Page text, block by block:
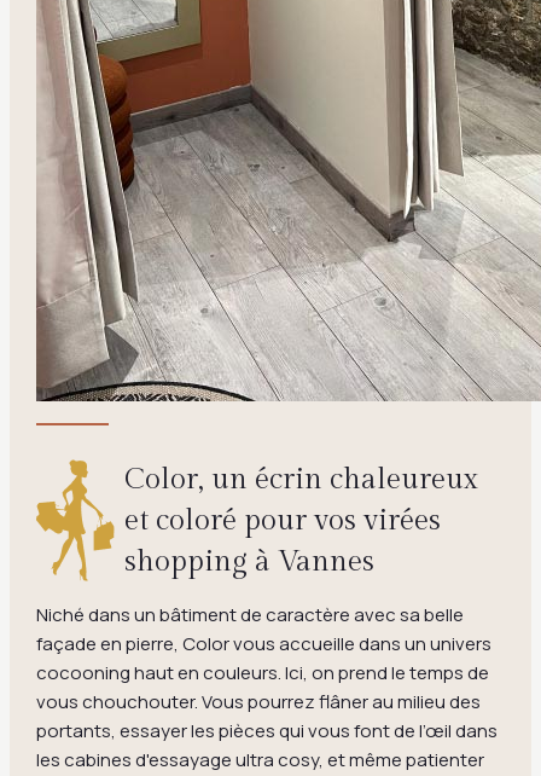
Color, un écrin chaleureux
et coloré pour vos virées
shopping à Vannes
Niché dans un bâtiment de caractère avec sa belle
façade en pierre, Color vous accueille dans un univers
cocooning haut en couleurs. Ici, on prend le temps de
vous chouchouter. Vous pourrez flâner au milieu des
portants, essayer les pièces qui vous font de l’œil dans
les cabines d'essayage ultra cosy, et même patienter